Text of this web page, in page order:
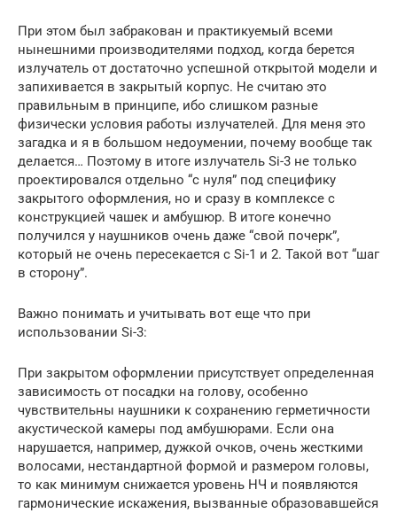
При этом был забракован и практикуемый всеми
нынешними производителями подход, когда берется
излучатель от достаточно успешной открытой модели и
запихивается в закрытый корпус. Не считаю это
правильным в принципе, ибо слишком разные
физически условия работы излучателей. Для меня это
загадка и я в большом недоумении, почему вообще так
делается… Поэтому в итоге излучатель Si-3 не только
проектировался отдельно “с нуля” под специфику
закрытого оформления, но и сразу в комплексе с
конструкцией чашек и амбушюр. В итоге конечно
получился у наушников очень даже “свой почерк”,
который не очень пересекается с Si-1 и 2. Такой вот “шаг
в сторону”.
Важно понимать и учитывать вот еще что при
использовании Si-3:
При закрытом оформлении присутствует определенная
зависимость от посадки на голову, особенно
чувствительны наушники к сохранению герметичности
акустической камеры под амбушюрами. Если она
нарушается, например, дужкой очков, очень жесткими
волосами, нестандартной формой и размером головы,
то как минимум снижается уровень НЧ и появляются
гармонические искажения, вызванные образовавшейся